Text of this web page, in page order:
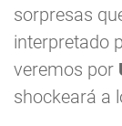
sorpresas
interpretado
veremos por
shockeará a